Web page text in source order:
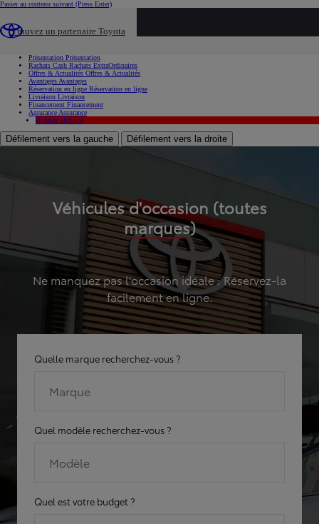
Passer au contenu suivant (Press Enter)
Trouvez un partenaire Toyota
Présentation Présentation
Rachats Cash Rachats ExtraOrdinaires
Offres & Actualités Offres & Actualités
Avantages Avantages
Réservation en ligne Réservation en ligne
Livraison Livraison
Financement Financement
Assurance Assurance
Hybride Hybride
Défilement vers la gauche Défilement vers la droite
Véhicules d'occasion (toutes
marques)
Ne manquez pas l'occasion idéale : Réservez-la
facilement en ligne.
Quelle marque recherchez-vous ?
Marque
Quel modèle recherchez-vous ?
Modèle
Quel est votre budget ?